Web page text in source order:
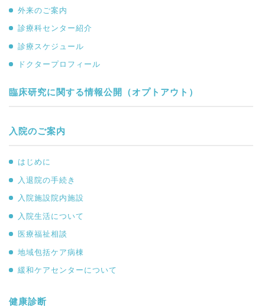
外来のご案内
診療科センター紹介
診療スケジュール
ドクタープロフィール
臨床研究に関する情報公開（オプトアウト）
入院のご案内
はじめに
入退院の手続き
入院施設院内施設
入院生活について
医療福祉相談
地域包括ケア病棟
緩和ケアセンターについて
健康診断